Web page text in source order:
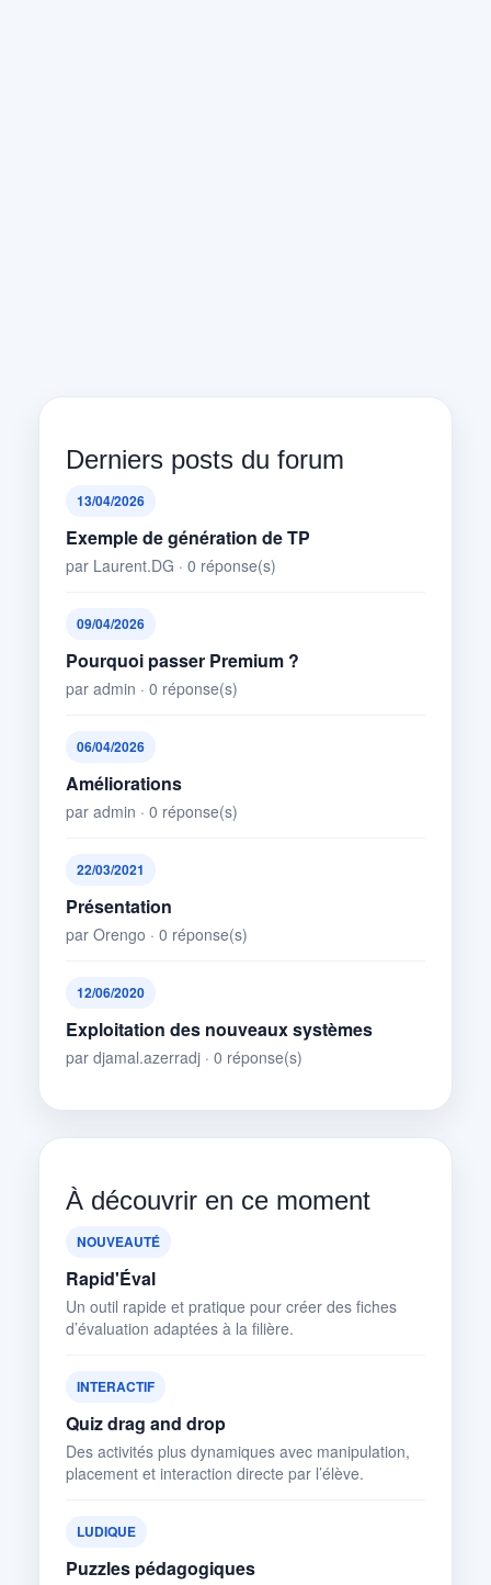
Derniers posts du forum
13/04/2026
Exemple de génération de TP
par Laurent.DG · 0 réponse(s)
09/04/2026
Pourquoi passer Premium ?
par admin · 0 réponse(s)
06/04/2026
Améliorations
par admin · 0 réponse(s)
22/03/2021
Présentation
par Orengo · 0 réponse(s)
12/06/2020
Exploitation des nouveaux systèmes
par djamal.azerradj · 0 réponse(s)
À découvrir en ce moment
NOUVEAUTÉ
Rapid'Éval
Un outil rapide et pratique pour créer des fiches
d’évaluation adaptées à la filière.
INTERACTIF
Quiz drag and drop
Des activités plus dynamiques avec manipulation,
placement et interaction directe par l’élève.
LUDIQUE
Puzzles pédagogiques